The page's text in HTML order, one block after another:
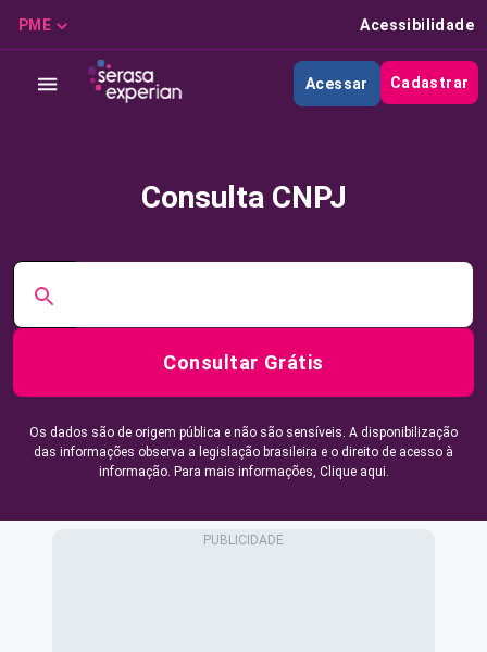
PME Acessibilidade
Acessar Cadastrar
Consulta CNPJ
Consultar Grátis
Os dados são de origem pública e não são sensíveis. A disponibilização
das informações observa a legislação brasileira e o direito de acesso à
informação. Para mais informações, Clique aqui.